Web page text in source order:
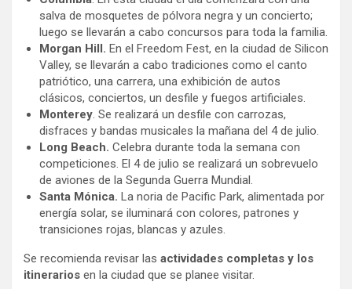
salva de mosquetes de pólvora negra y un concierto;
luego se llevarán a cabo concursos para toda la familia.
Morgan Hill. En el Freedom Fest, en la ciudad de Silicon
Valley, se llevarán a cabo tradiciones como el canto
patriótico, una carrera, una exhibición de autos
clásicos, conciertos, un desfile y fuegos artificiales.
Monterey. Se realizará un desfile con carrozas,
disfraces y bandas musicales la mañana del 4 de julio.
Long Beach. Celebra durante toda la semana con
competiciones. El 4 de julio se realizará un sobrevuelo
de aviones de la Segunda Guerra Mundial.
Santa Mónica. La noria de Pacific Park, alimentada por
energía solar, se iluminará con colores, patrones y
transiciones rojas, blancas y azules.
Se recomienda revisar las actividades completas y los
itinerarios en la ciudad que se planee visitar.